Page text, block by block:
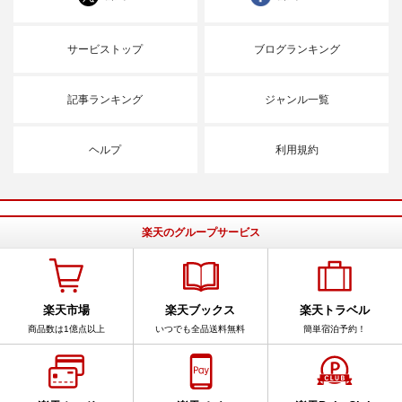
サービストップ ブログランキング
記事ランキング ジャンル一覧
ヘルプ 利用規約
楽天のグループサービス
楽天市場
商品数は1億点以上
楽天ブックス
いつでも全品送料無料
楽天トラベル
簡単宿泊予約！